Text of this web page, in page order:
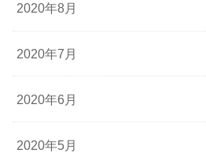
2020年8月
2020年7月
2020年6月
2020年5月